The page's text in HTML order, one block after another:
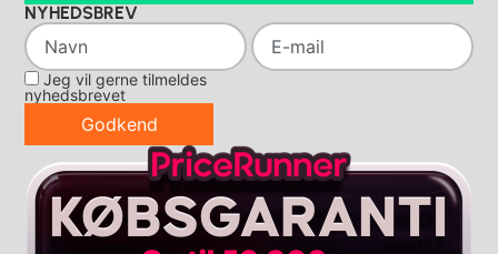
NYHEDSBREV
Jeg vil gerne tilmeldes
nyhedsbrevet
Godkend